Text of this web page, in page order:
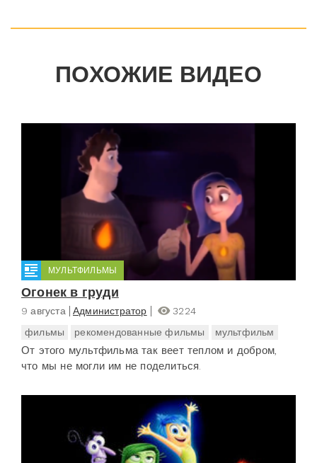
ПОХОЖИЕ ВИДЕО
МУЛЬТФИЛЬМЫ
Огонек в груди
9 августа Администратор
3224
фильмы
рекомендованные фильмы мультфильм
От этого мультфильма так веет теплом и добром,
что мы не могли им не поделиться.